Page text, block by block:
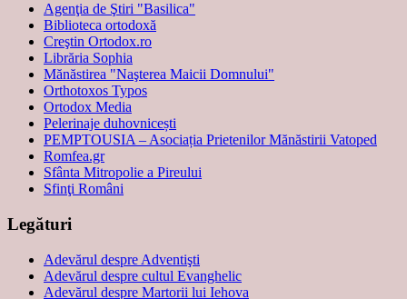
Agenţia de Ştiri "Basilica"
Biblioteca ortodoxă
Creştin Ortodox.ro
Librăria Sophia
Mănăstirea "Naşterea Maicii Domnului"
Orthotoxos Typos
Ortodox Media
Pelerinaje duhovnicești
PEMPTOUSIA – Asociația Prietenilor Mănăstirii Vatoped
Romfea.gr
Sfânta Mitropolie a Pireului
Sfinţi Români
Legături
Adevărul despre Adventişti
Adevărul despre cultul Evanghelic
Adevărul despre Martorii lui Iehova